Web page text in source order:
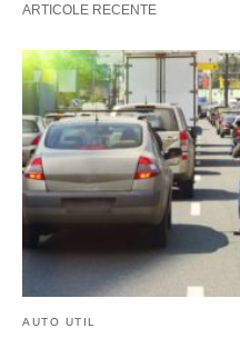
ARTICOLE RECENTE
AUTO UTIL